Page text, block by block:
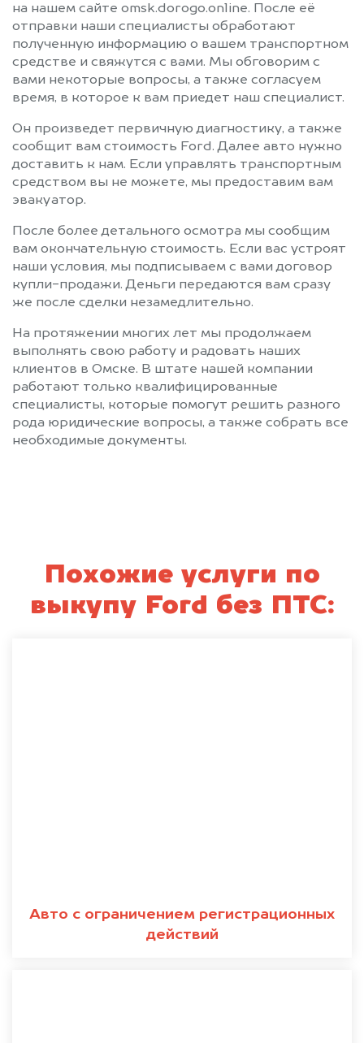
на нашем сайте omsk.dorogo.online. После её
отправки наши специалисты обработают
полученную информацию о вашем транспортном
средстве и свяжутся с вами. Мы обговорим с
вами некоторые вопросы, а также согласуем
время, в которое к вам приедет наш специалист.
Он произведет первичную диагностику, а также
сообщит вам стоимость Ford. Далее авто нужно
доставить к нам. Если управлять транспортным
средством вы не можете, мы предоставим вам
эвакуатор.
После более детального осмотра мы сообщим
вам окончательную стоимость. Если вас устроят
наши условия, мы подписываем с вами договор
купли-продажи. Деньги передаются вам сразу
же после сделки незамедлительно.
На протяжении многих лет мы продолжаем
выполнять свою работу и радовать наших
клиентов в Омске. В штате нашей компании
работают только квалифицированные
специалисты, которые помогут решить разного
рода юридические вопросы, а также собрать все
необходимые документы.
Похожие услуги по
выкупу Ford без ПТС:
Авто с ограничением регистрационных
действий